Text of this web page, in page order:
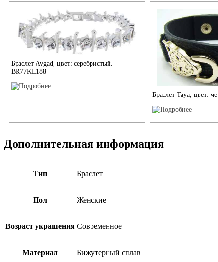
Браслет Avgad, цвет: серебристый.
BR77KL188
Браслет Taya, цвет:
Дополнительная информация
Тип Браслет
Пол Женские
Возраст украшения Современное
Материал Бижутерный сплав